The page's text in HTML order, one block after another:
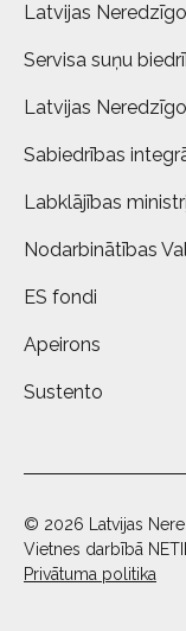
Latvijas
Servisa suņu
Latvijas
Sabiedrības
Labklājības
Nodarbinātības
ES fondi
Apeirons
Sustento
© 2026 Latvijas
Vietnes darbībā
Privātuma politika